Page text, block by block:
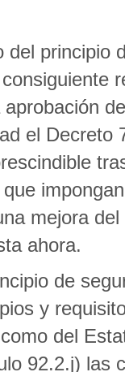
del principio
el
mejora
ahora.
de
y
del
92.2.j) las